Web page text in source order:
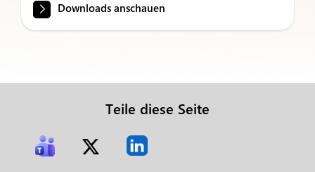
Downloads anschauen
Teile diese Seite